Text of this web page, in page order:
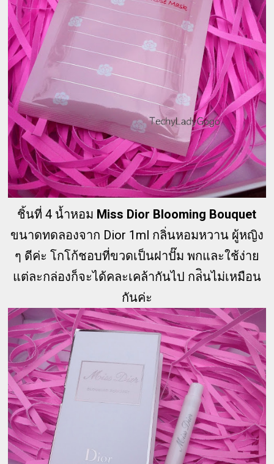
ชิ้นที่ 4 น้ำหอม Miss Dior Blooming Bouquet
ขนาดทดลองจาก Dior 1ml กลิ่นหอมหวาน ผู้หญิง
ๆ ดีค่ะ โกโก้ชอบที่ขวดเป็นฝาปั๊ม พกและใช้ง่าย
แต่ละกล่องก็จะได้คละเคล้ากันไป กล่ินไม่เหมือน
กันค่ะ